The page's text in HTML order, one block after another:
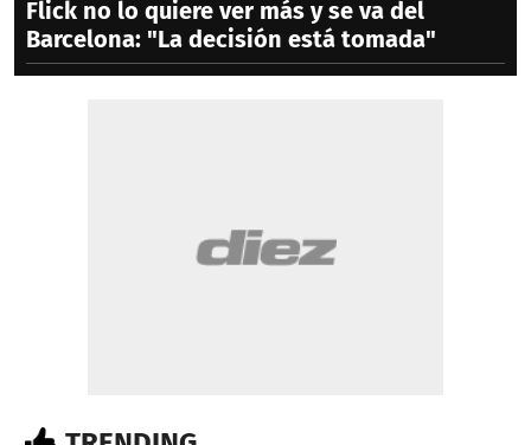
Flick no lo quiere ver más y se va del
Barcelona: "La decisión está tomada"